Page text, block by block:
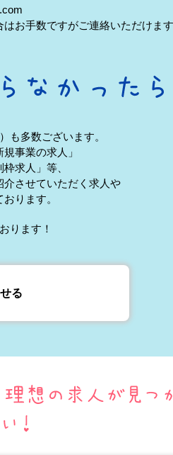
お手数ですがご連絡いただけます
も多数ございます。
事業の求人」
求人」等、
介させていただく求人や
ります。
ります！
る